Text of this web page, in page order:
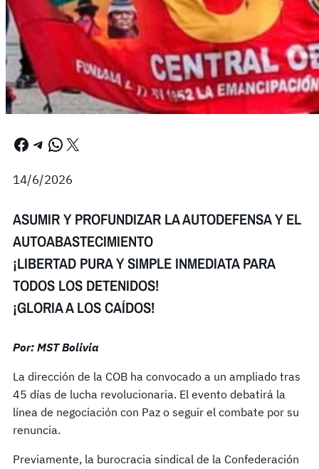
Facebook Telegram WhatsApp X
14/6/2026
ASUMIR Y PROFUNDIZAR LA AUTODEFENSA Y EL
AUTOABASTECIMIENTO
¡LIBERTAD PURA Y SIMPLE INMEDIATA PARA
TODOS LOS DETENIDOS!
¡GLORIA A LOS CAÍDOS!
Por: MST Bolivia
La dirección de la COB ha convocado a un ampliado tras
45 días de lucha revolucionaria. El evento debatirá la
línea de negociación con Paz o seguir el combate por su
renuncia.
Previamente, la burocracia sindical de la Confederación